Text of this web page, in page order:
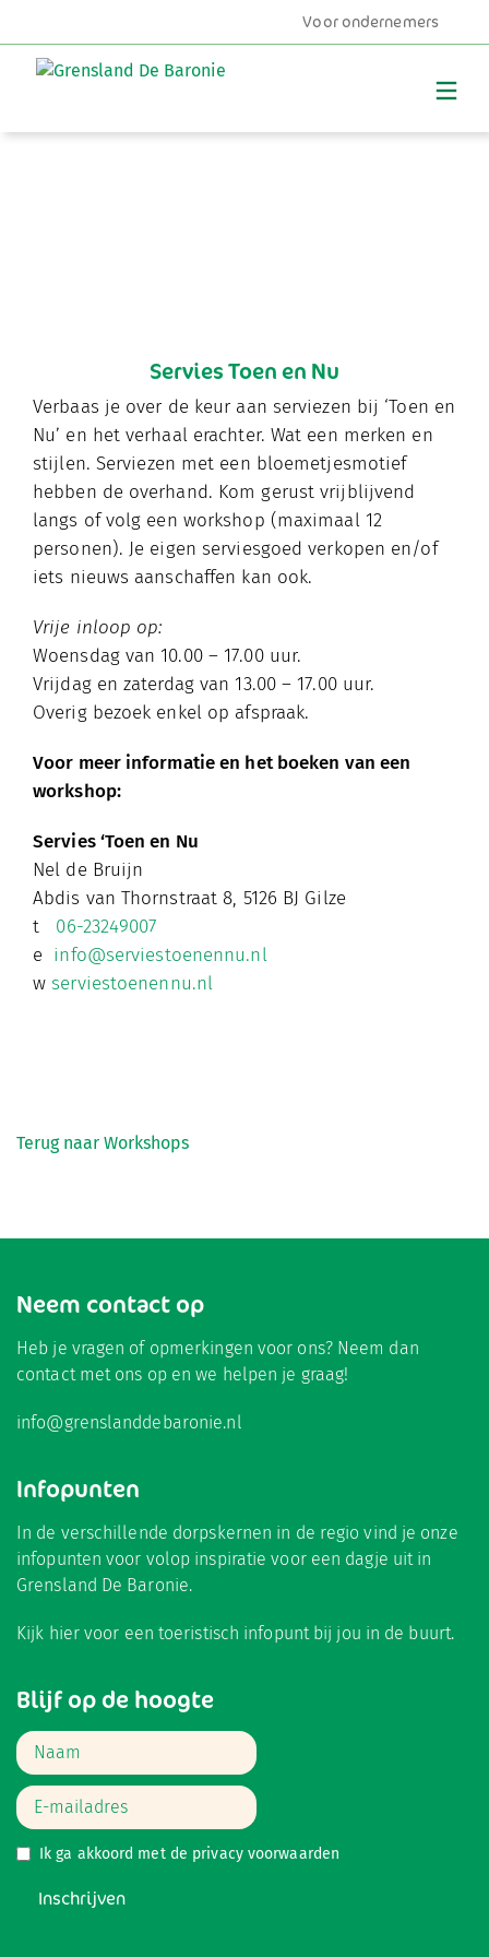
Voor ondernemers
Servies Toen en Nu
Verbaas je over de keur aan serviezen bij ‘Toen en
Nu’ en het verhaal erachter. Wat een merken en
stijlen. Serviezen met een bloemetjesmotief
hebben de overhand. Kom gerust vrijblijvend
langs of volg een workshop (maximaal 12
personen). Je eigen serviesgoed verkopen en/of
iets nieuws aanschaffen kan ook.
Vrije inloop op:
Woensdag van 10.00 – 17.00 uur.
Vrijdag en zaterdag van 13.00 – 17.00 uur.
Overig bezoek enkel op afspraak.
Voor meer informatie en het boeken van een
workshop:
Servies ‘Toen en Nu
Nel de Bruijn
Abdis van Thornstraat 8, 5126 BJ Gilze
t 06-23249007
e info@serviestoenennu.nl
wserviestoenennu.nl
Terug naar Workshops
Neem contact op
Heb je vragen of opmerkingen voor ons? Neem dan
contact met ons op en we helpen je graag!
info@grenslanddebaronie.nl
Infopunten
In de verschillende dorpskernen in de regio vind je onze
infopunten voor volop inspiratie voor een dagje uit in
Grensland De Baronie.
Kijk hiervoor een toeristisch infopunt bij jou in de buurt.
Blijf op de hoogte
Ik ga akkoord met de privacy voorwaarden
Inschrijven